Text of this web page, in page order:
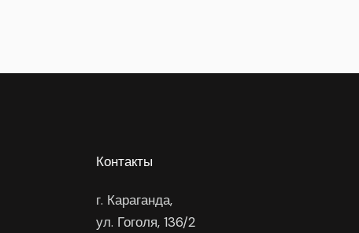
Контакты
г. Караганда,
ул. Гоголя, 136/2